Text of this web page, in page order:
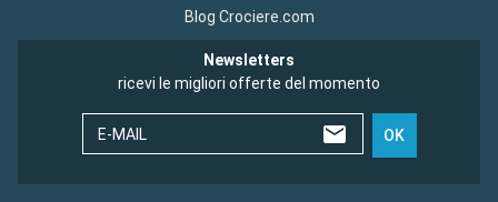
Blog Crociere.com
Newsletters
ricevi le migliori offerte del momento
E-MAIL OK